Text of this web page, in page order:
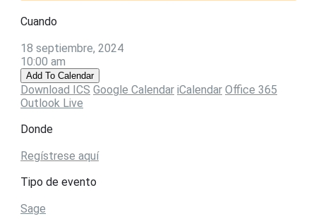
Cuando
18 septiembre, 2024
10:00 am
Add To Calendar
Download ICS Google Calendar iCalendar Office 365
Outlook Live
Donde
Regístrese aquí
Tipo de evento
Sage